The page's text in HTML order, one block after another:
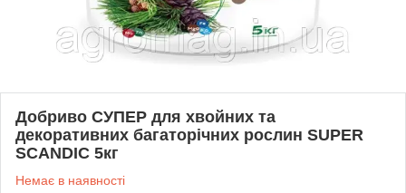
Добриво СУПЕР для хвойних та
декоративних багаторічних рослин SUPER
SCANDIC 5кг
Немає в наявності